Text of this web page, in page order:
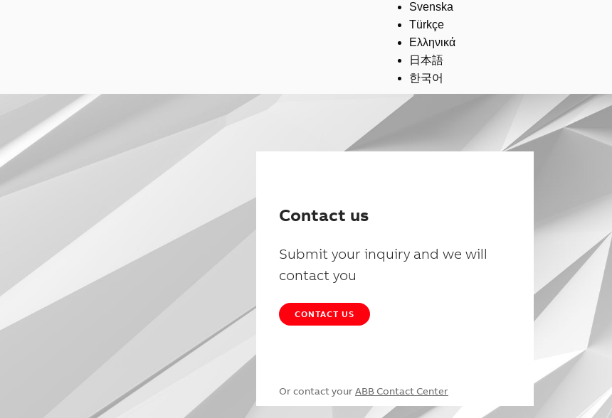
Svenska
Türkçe
Ελληνικά
日本語
한국어
Contact us
Submit your inquiry and we will
contact you
CONTACT US
Or contact your ABB Contact Center